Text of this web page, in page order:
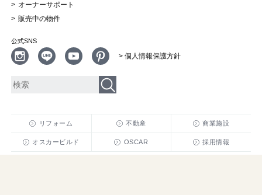
オーナーサポート
販売中の物件
公式SNS
> 個人情報保護方針
リフォーム 不動産 商業施設
オスカービルド OSCAR 採用情報